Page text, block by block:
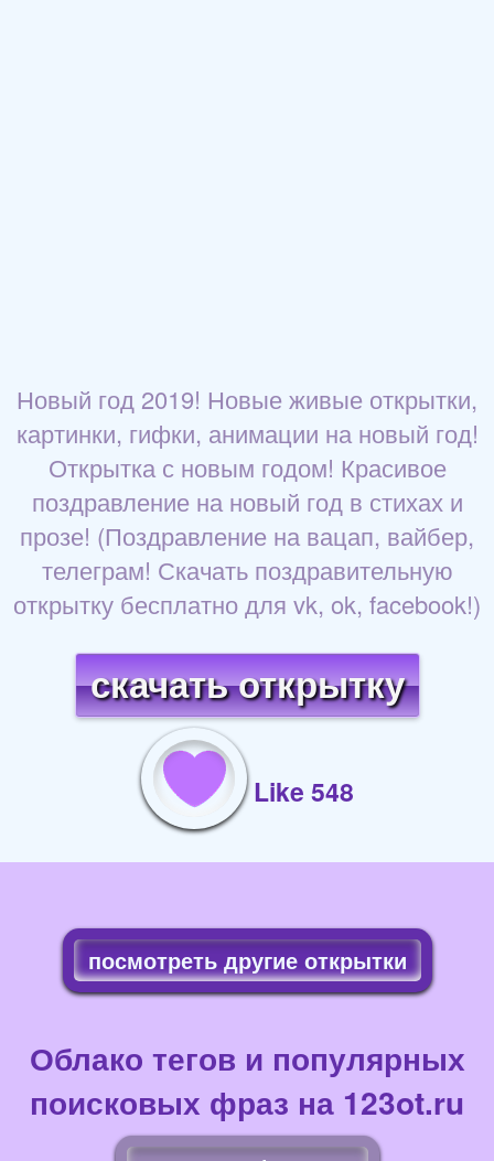
Новый год 2019! Новые живые открытки,
картинки, гифки, анимации на новый год!
Открытка с новым годом! Красивое
поздравление на новый год в стихах и
прозе! (Поздравление на вацап, вайбер,
телеграм! Скачать поздравительную
открытку бесплатно для vk, ok, facebook!)
скачать открытку
Like 548
посмотреть другие открытки
Облако тегов и популярных
поисковых фраз на 123ot.ru